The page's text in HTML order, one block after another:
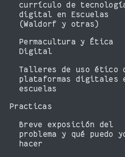
currículo de
digital en Escuelas
(Waldorf y otras)
Permacultura y Ética
Digital
Talleres de uso ético
plataformas digitales
escuelas
Practicas
Breve exposición del
problema y qué puedo
hacer